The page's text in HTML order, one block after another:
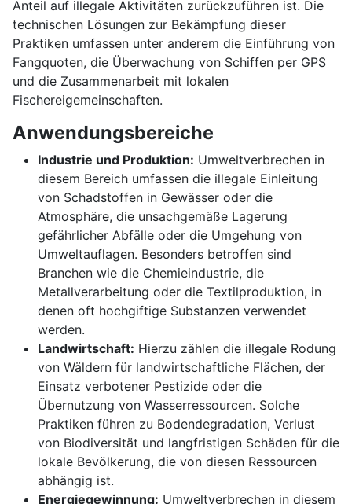
Anteil auf illegale Aktivitäten zurückzuführen ist. Die
technischen Lösungen zur Bekämpfung dieser
Praktiken umfassen unter anderem die Einführung von
Fangquoten, die Überwachung von Schiffen per GPS
und die Zusammenarbeit mit lokalen
Fischereigemeinschaften.
Anwendungsbereiche
Industrie und Produktion: Umweltverbrechen in
diesem Bereich umfassen die illegale Einleitung
von Schadstoffen in Gewässer oder die
Atmosphäre, die unsachgemäße Lagerung
gefährlicher Abfälle oder die Umgehung von
Umweltauflagen. Besonders betroffen sind
Branchen wie die Chemieindustrie, die
Metallverarbeitung oder die Textilproduktion, in
denen oft hochgiftige Substanzen verwendet
werden.
Landwirtschaft: Hierzu zählen die illegale Rodung
von Wäldern für landwirtschaftliche Flächen, der
Einsatz verbotener Pestizide oder die
Übernutzung von Wasserressourcen. Solche
Praktiken führen zu Bodendegradation, Verlust
von Biodiversität und langfristigen Schäden für die
lokale Bevölkerung, die von diesen Ressourcen
abhängig ist.
Energiegewinnung: Umweltverbrechen in diesem